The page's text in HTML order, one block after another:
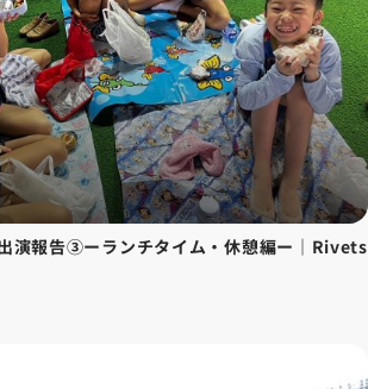
演報告③ーランチタイム・休憩編ー｜Rivets